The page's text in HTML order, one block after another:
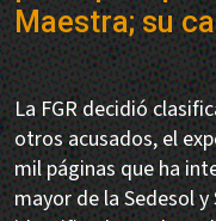
Maestra; su
La FGR decidió
otros acusados, el
mil páginas que ha
mayor de la Sedesol